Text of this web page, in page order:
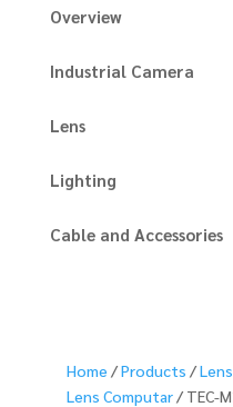
Overview
Industrial Camera
Lens
Lighting
Cable and Accessories
Home /Products /Lens
Lens Computar/ TEC-